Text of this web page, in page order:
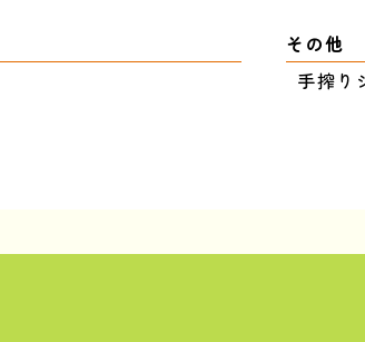
その他
手搾り